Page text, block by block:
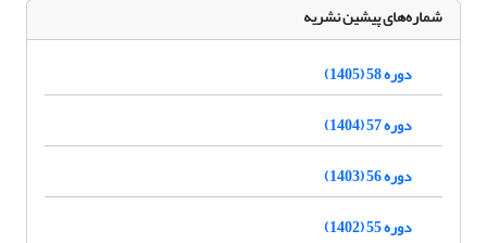
شماره‌های پیشین نشریه
دوره 58 (1405)
دوره 57 (1404)
دوره 56 (1403)
دوره 55 (1402)